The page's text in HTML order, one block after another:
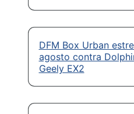
DFM Box Urban
agosto contra
Geely EX2